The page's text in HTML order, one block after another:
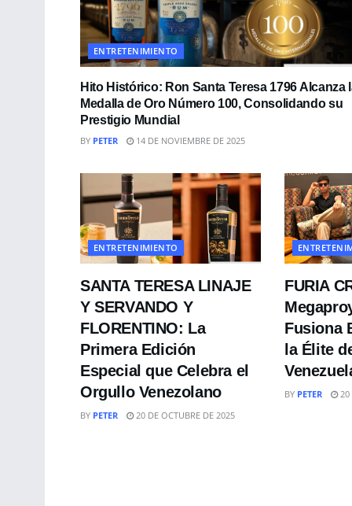
ENTRETENIMIENTO
Hito Histórico: Ron Santa Teresa 1796 Alcanza
Medalla de Oro Número 100, Consolidando su
Prestigio Mundial
BY PETER 14 DE NOVIEMBRE DE 2025
ENTRETENIMIENTO
SANTA TERESA LINAJE
Y SERVANDO Y
FLORENTINO: La
Primera Edición
Especial que Celebra el
Orgullo Venezolano
BY PETER 20 DE OCTUBRE DE 2025
FURIA
Fusiona
la Élite
BY PETER 20